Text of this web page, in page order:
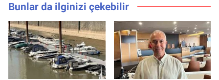
Bunlar da ilginizi çekebilir